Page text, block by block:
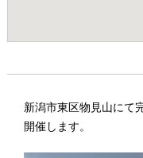
新潟市東区物見山にて
開催します。